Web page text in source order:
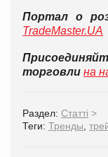
Портал о
TradeMaster.UA
торговли на
Раздел: Статті >
Теги: Тренды